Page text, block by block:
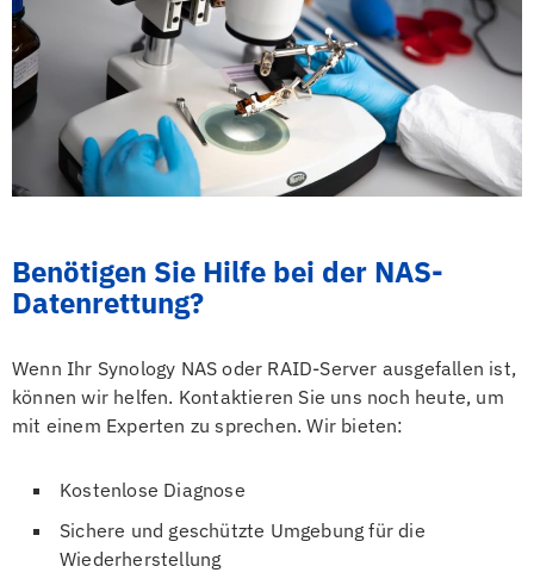
Benötigen Sie Hilfe bei der NAS-
Datenrettung?
Wenn Ihr Synology NAS oder RAID-Server ausgefallen ist,
können wir helfen. Kontaktieren Sie uns noch heute, um
mit einem Experten zu sprechen. Wir bieten:
Kostenlose Diagnose
Sichere und geschützte Umgebung für die
Wiederherstellung